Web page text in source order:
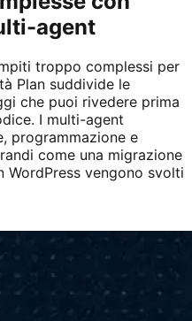
agent
troppo complessi per
Plan suddivide le
che puoi rivedere prima
I multi-agent
programmazione e
come una migrazione
vengono svolti